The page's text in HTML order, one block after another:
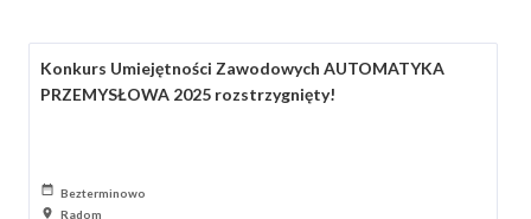
Konkurs Umiejętności Zawodowych AUTOMATYKA
PRZEMYSŁOWA 2025 rozstrzygnięty!
Bezterminowo
Radom